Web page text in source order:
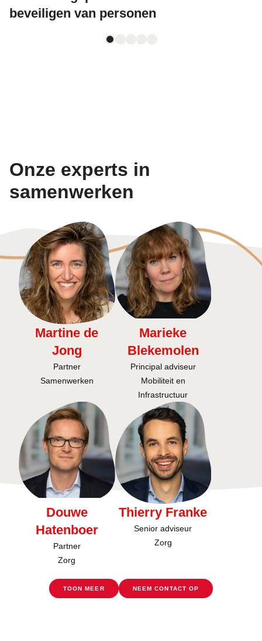
beveiligen van personen
Onze experts in
samenwerken
Martine de
Jong
Partner
Samenwerken
Marieke
Blekemolen
Principal adviseur
Mobiliteit en
Infrastructuur
Douwe
Hatenboer
Partner
Zorg
Thierry Franke
Senior adviseur
Zorg
TOON MEER NEEM CONTACT OP